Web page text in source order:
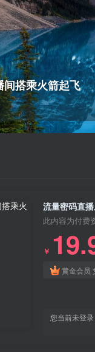
搭乘火箭起飞
流量密码直
此内容为付费
￥
黄金会员
您当前未登